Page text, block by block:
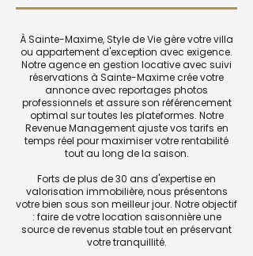
À Sainte-Maxime, Style de Vie gère votre villa
ou appartement d'exception avec exigence.
Notre agence en gestion locative avec suivi
réservations à Sainte-Maxime crée votre
annonce avec reportages photos
professionnels et assure son référencement
optimal sur toutes les plateformes. Notre
Revenue Management ajuste vos tarifs en
temps réel pour maximiser votre rentabilité
tout au long de la saison.
Forts de plus de 30 ans d'expertise en
valorisation immobilière, nous présentons
votre bien sous son meilleur jour. Notre objectif
: faire de votre location saisonnière une
source de revenus stable tout en préservant
votre tranquillité.